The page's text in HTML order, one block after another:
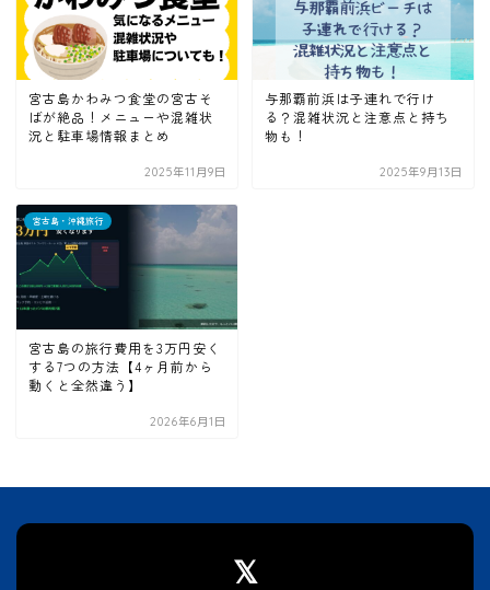
宮古島かわみつ食堂の宮古そ
ばが絶品！メニューや混雑状
況と駐車場情報まとめ
2025年11月9日
与那覇前浜は子連れで行け
る？混雑状況と注意点と持ち
物も！
2025年9月13日
宮古島・沖縄旅行
宮古島の旅行費用を3万円安く
する7つの方法【4ヶ月前から
動くと全然違う】
2026年6月1日
𝕏